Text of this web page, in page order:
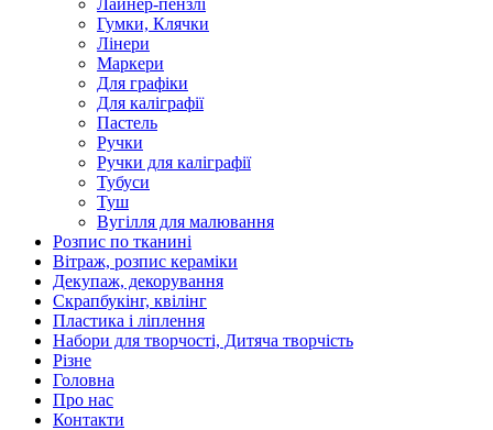
Лайнер-пензлі
Гумки, Клячки
Лінери
Маркери
Для графіки
Для каліграфії
Пастель
Ручки
Ручки для каліграфії
Тубуси
Туш
Вугілля для малювання
Розпис по тканині
Вітраж, розпис кераміки
Декупаж, декорування
Скрапбукінг, квілінг
Пластика і ліплення
Набори для творчості, Дитяча творчість
Різне
Головна
Про нас
Контакти